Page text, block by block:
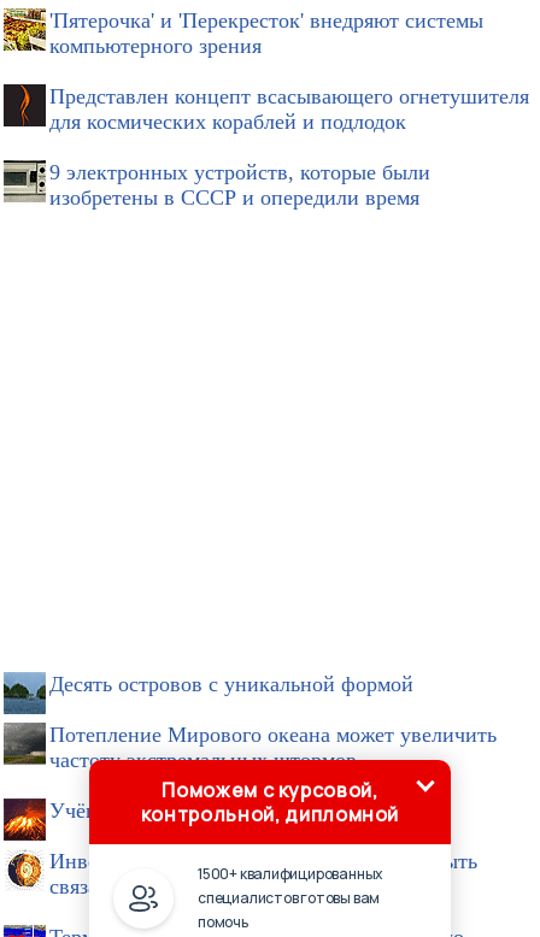
'Пятерочка' и 'Перекресток' внедряют системы
компьютерного зрения
Представлен концепт всасывающего огнетушителя
для космических кораблей и подлодок
9 электронных устройств, которые были
изобретены в СССР и опередили время
Десять островов c уникальной формой
Потепление Мирового океана может увеличить
частоту экстремальных штормов
Учёные «потеряли» здоровенный вулкан
Инверсии магнитного поля Земли могут быть
связаны с субдукцией литосферных плит
Поможем с курсовой,
контрольной, дипломной
1500+ квалифицированных
специалистов готовы вам
помочь